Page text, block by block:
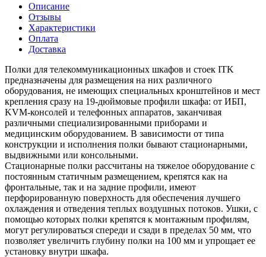
Описание
Отзывы
Характеристики
Оплата
Доставка
Полки для телекоммуникационных шкафов и стоек ITK
предназначены для размещения на них различного
оборудования, не имеющих специальных кронштейнов и мест
крепления сразу на 19-дюймовые профили шкафа: от ИБП,
KVM-консолей и телефонных аппаратов, заканчивая
различными специализированными приборами и
медицинским оборудованием. В зависимости от типа
конструкции и исполнения полки бывают стационарными,
выдвижными или консольными.
Стационарные полки рассчитаны на тяжелое оборудование с
постоянным статичным размещением, крепятся как на
фронтальные, так и на задние профили, имеют
перфорированную поверхность для обеспечения лучшего
охлаждения и отведения теплых воздушных потоков. Ушки, с
помощью которых полки крепятся к монтажным профилям,
могут регулироваться спереди и сзади в пределах 50 мм, что
позволяет увеличить глубину полки на 100 мм и упрощает ее
установку внутри шкафа.